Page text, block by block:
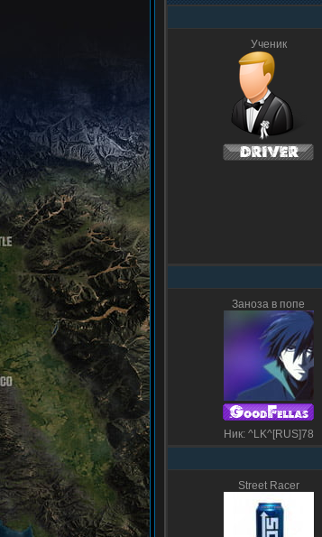
Ученик
Заноза в попе
Ник: ^LK^[RUS]78
Street Racer